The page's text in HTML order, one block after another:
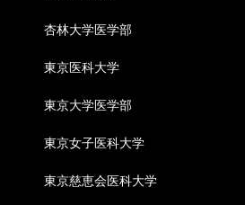
杏林大学医学部
東京医科大学
東京大学医学部
東京女子医科大学
東京慈恵会医科大学